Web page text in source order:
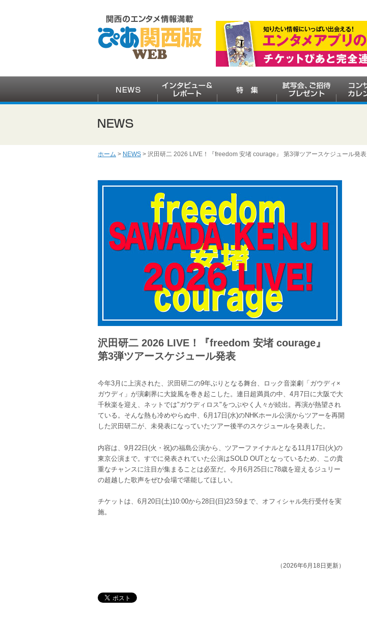
ホーム > NEWS > 沢田研二 2026 LIVE！『freedom 安堵 courage』 第3弾ツアースケジュール発表
沢田研二 2026 LIVE！『freedom 安堵 courage』
第3弾ツアースケジュール発表
今年3月に上演された、沢田研二の9年ぶりとなる舞台、ロック音楽劇「ガウディ×
ガウディ」が演劇界に大旋風を巻き起こした。連日超満員の中、4月7日に大阪で大
千秋楽を迎え、ネットでは"ガウディロス"をつぶやく人々が続出。再演が熱望され
ている。そんな熱も冷めやらぬ中、6月17日(水)のNHKホール公演からツアーを再開
した沢田研二が、未発表になっていたツアー後半のスケジュールを発表した。
内容は、9月22日(火・祝)の福島公演から、ツアーファイナルとなる11月17日(火)の
東京公演まで。すでに発表されていた公演はSOLD OUTとなっているため、この貴
重なチャンスに注目が集まることは必至だ。今月6月25日に78歳を迎えるジュリー
の超越した歌声をぜひ会場で堪能してほしい。
チケットは、6月20日(土)10:00から28日(日)23:59まで、オフィシャル先行受付を実
施。
（2026年6月18日更新）